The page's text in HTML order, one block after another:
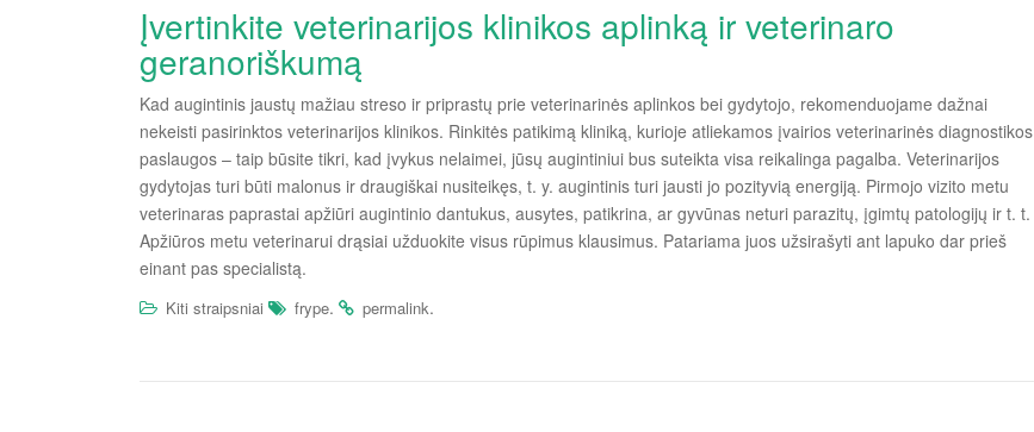
Įvertinkite veterinarijos klinikos aplinką ir veterinaro
geranoriškumą
Kad augintinis jaustų mažiau streso ir priprastų prie veterinarinės aplinkos bei gydytojo, rekomenduojame dažnai
nekeisti pasirinktos veterinarijos klinikos. Rinkitės patikimą kliniką, kurioje atliekamos įvairios veterinarinės diagnostikos
paslaugos – taip būsite tikri, kad įvykus nelaimei, jūsų augintiniui bus suteikta visa reikalinga pagalba. Veterinarijos
gydytojas turi būti malonus ir draugiškai nusiteikęs, t. y. augintinis turi jausti jo pozityvią energiją. Pirmojo vizito metu
veterinaras paprastai apžiūri augintinio dantukus, ausytes, patikrina, ar gyvūnas neturi parazitų, įgimtų patologijų ir t. t.
Apžiūros metu veterinarui drąsiai užduokite visus rūpimus klausimus. Patariama juos užsirašyti ant lapuko dar prieš
einant pas specialistą.
Kiti straipsniai frype. permalink.